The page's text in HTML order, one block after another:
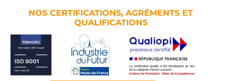
NOS CERTIFICATIONS, AGRÉMENTS ET
QUALIFICATIONS